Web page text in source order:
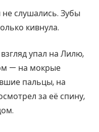
слушались. Зубы
кивнула.
упал на Лилю,
— на мокрые
пальцы, на
за её спину,